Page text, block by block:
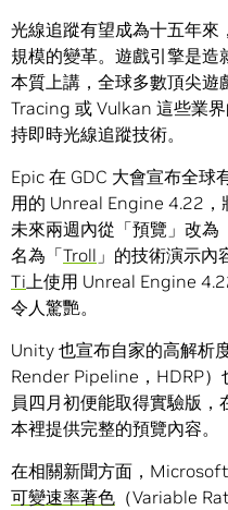
光線追蹤有望成為十五年來
規模的變革。遊戲引擎是造
本質上講，全球多數頂尖
Tracing 或 Vulkan 這些業
持即時光線追蹤技術。
Epic 在 GDC 大會宣布全球
用的 Unreal Engine 4.22，
未來兩週內從「預覽」改為
名為「Troll 」的技術演示內
Ti上使用 Unreal Engine
令人驚艷。
Unity 也宣布自家的高解析
Render Pipeline，HDRP）
員四月初便能取得實驗版
本裡提供完整的預覽內容。
在相關新聞方面，
可變速率著色 （Variable